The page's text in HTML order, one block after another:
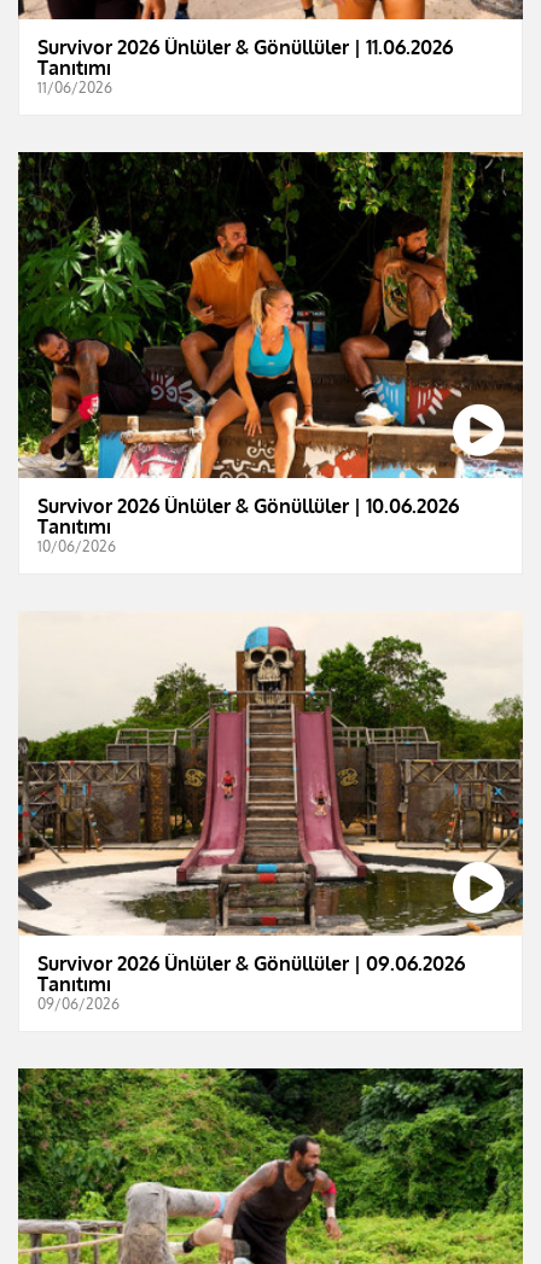
Survivor 2026 Ünlüler & Gönüllüler | 11.06.2026
Tanıtımı
11/06/2026
Survivor 2026 Ünlüler & Gönüllüler | 10.06.2026
Tanıtımı
10/06/2026
Survivor 2026 Ünlüler & Gönüllüler | 09.06.2026
Tanıtımı
09/06/2026